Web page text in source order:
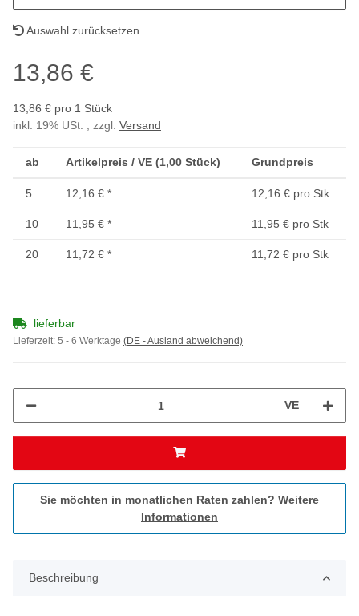
Auswahl zurücksetzen
13,86 €
13,86 € pro 1 Stück
inkl. 19% USt. , zzgl. Versand
ab Artikelpreis / VE (1,00 Stück) Grundpreis
5 12,16 € * 12,16 € pro Stk
10 11,95 € * 11,95 € pro Stk
20 11,72 € * 11,72 € pro Stk
lieferbar
Lieferzeit: 5 - 6 Werktage (DE - Ausland abweichend)
VE
Sie möchten in monatlichen Raten zahlen? Weitere
Informationen
Beschreibung